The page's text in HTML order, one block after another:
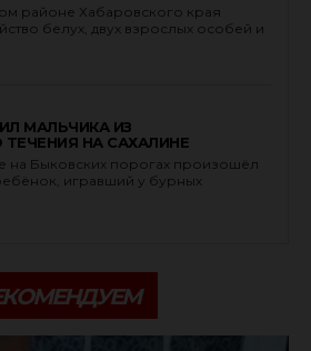
районе Хабаровского края
белух, двух взрослых особей и
МАЛЬЧИКА ИЗ
НА САХАЛИНЕ
на Быковских порогах произошёл
игравший у бурных